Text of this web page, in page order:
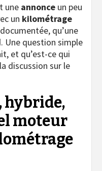
une annonce un peu
un kilométrage
qu’une
Une question simple
et qu’est-ce qui
discussion sur le
hybride,
moteur